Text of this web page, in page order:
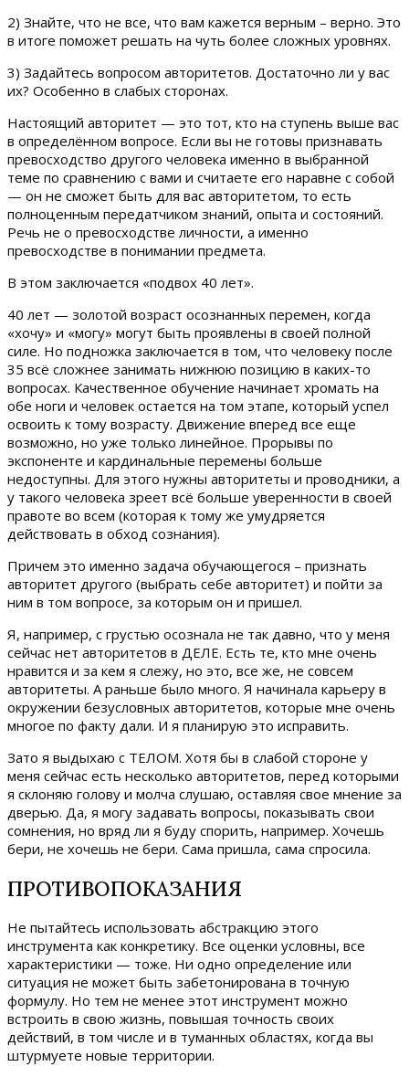
2) Знайте, что не все, что вам кажется верным – верно. Это
в итоге поможет решать на чуть более сложных уровнях.
3) Задайтесь вопросом авторитетов. Достаточно ли у вас
их? Особенно в слабых сторонах.
Настоящий авторитет — это тот, кто на ступень выше вас
в определённом вопросе. Если вы не готовы признавать
превосходство другого человека именно в выбранной
теме по сравнению с вами и считаете его наравне с собой
— он не сможет быть для вас авторитетом, то есть
полноценным передатчиком знаний, опыта и состояний.
Речь не о превосходстве личности, а именно
превосходстве в понимании предмета.
В этом заключается «подвох 40 лет».
40 лет — золотой возраст осознанных перемен, когда
«хочу» и «могу» могут быть проявлены в своей полной
силе. Но подножка заключается в том, что человеку после
35 всё сложнее занимать нижнюю позицию в каких-то
вопросах. Качественное обучение начинает хромать на
обе ноги и человек остается на том этапе, который успел
освоить к тому возрасту. Движение вперед все еще
возможно, но уже только линейное. Прорывы по
экспоненте и кардинальные перемены больше
недоступны. Для этого нужны авторитеты и проводники, а
у такого человека зреет всё больше уверенности в своей
правоте во всем (которая к тому же умудряется
действовать в обход сознания).
Причем это именно задача обучающегося – признать
авторитет другого (выбрать себе авторитет) и пойти за
ним в том вопросе, за которым он и пришел.
Я, например, с грустью осознала не так давно, что у меня
сейчас нет авторитетов в ДЕЛЕ. Есть те, кто мне очень
нравится и за кем я слежу, но это, все же, не совсем
авторитеты. А раньше было много. Я начинала карьеру в
окружении безусловных авторитетов, которые мне очень
многое по факту дали. И я планирую это исправить.
Зато я выдыхаю с ТЕЛОМ. Хотя бы в слабой стороне у
меня сейчас есть несколько авторитетов, перед которыми
я склоняю голову и молча слушаю, оставляя свое мнение за
дверью. Да, я могу задавать вопросы, показывать свои
сомнения, но вряд ли я буду спорить, например. Хочешь
бери, не хочешь не бери. Сама пришла, сама спросила.
ПРОТИВОПОКАЗАНИЯ
Не пытайтесь использовать абстракцию этого
инструмента как конкретику. Все оценки условны, все
характеристики — тоже. Ни одно определение или
ситуация не может быть забетонирована в точную
формулу. Но тем не менее этот инструмент можно
встроить в свою жизнь, повышая точность своих
действий, в том числе и в туманных областях, когда вы
штурмуете новые территории.